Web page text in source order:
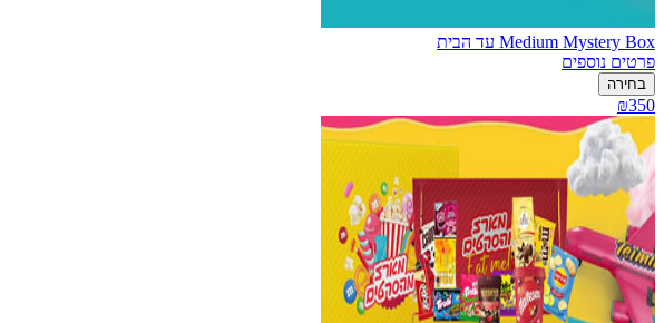
Medium Mystery Box עד הבית
פרטים נוספים
בחירה
₪350